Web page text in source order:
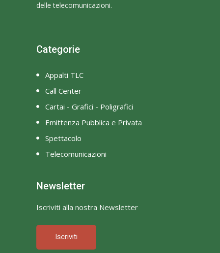
delle telecomunicazioni.
Categorie
Appalti TLC
Call Center
Cartai - Grafici - Poligrafici
Emittenza Pubblica e Privata
Spettacolo
Telecomunicazioni
Newsletter
Iscriviti alla nostra Newsletter
Iscriviti